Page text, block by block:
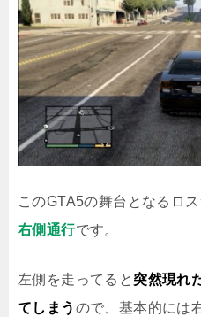
このGTA5の舞台となるロ
右側通行です。
左側を走ってると 突然現れ
てしまう ので、基本的には